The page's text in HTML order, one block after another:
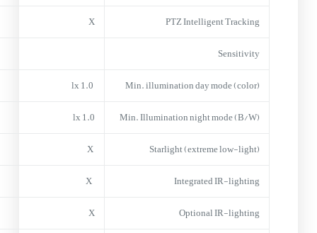
PTZ Intelligent Tracking
X
Sensitivity
Min. illumination day mode (color)
Min. Illumination night mode (B/W)
1.0 lx
Starlight (extreme low-light)
X
Integrated IR-lighting
X
Optional IR-lighting
X